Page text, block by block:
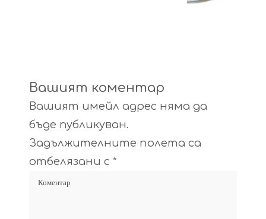
Вашият коментар
Вашият имейл адрес няма да
бъде публикуван.
Задължителните полета са
отбелязани с *